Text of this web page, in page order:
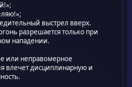
выстрел вверх.
разрешается только при
нападении.
или неправомерное
влечет дисциплинарную и